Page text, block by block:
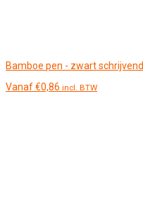
Bamboe pen - zwart schrijvend
Vanaf€0,86 incl. BTW